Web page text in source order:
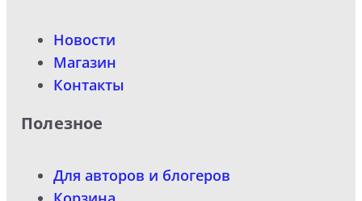
Новости
Магазин
Контакты
Полезное
Для авторов и блогеров